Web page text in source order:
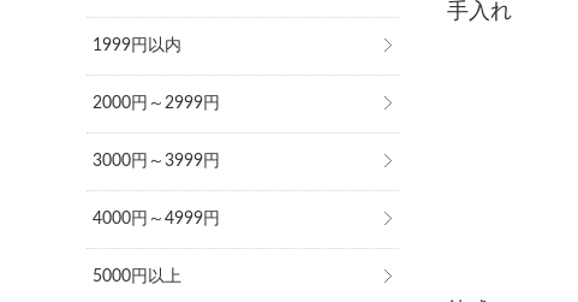
手入れ
1999円以内
2000円～2999円
3000円～3999円
4000円～4999円
5000円以上